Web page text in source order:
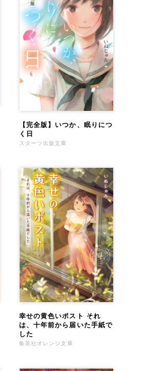
【完全版】いつか、眠りにつ
く日
スターツ出版文庫
幸せの黄色いポスト それ
は、十年前から届いた手紙で
した
集英社オレンジ文庫